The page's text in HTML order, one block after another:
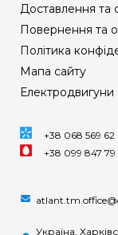
Доставлення та
Повернення та
Політика
Мапа сайту
Електродвигуни
+38 068 569 62
+38 099 847 79
Україна,